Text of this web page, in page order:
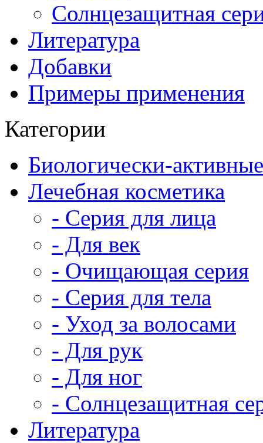
Солнцезащитная
Литература
Добавки
Примеры применения
Категории
Биологически-
Лечебная косметика
- Серия для лица
- Для век
- Очищающая серия
- Серия для тела
- Уход за волосами
- Для рук
- Для ног
- Солнцезащитная
Литература